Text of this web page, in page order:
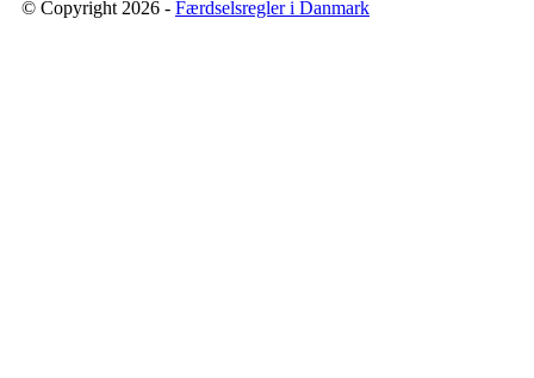
© Copyright 2026 - Færdselsregler i Danmark